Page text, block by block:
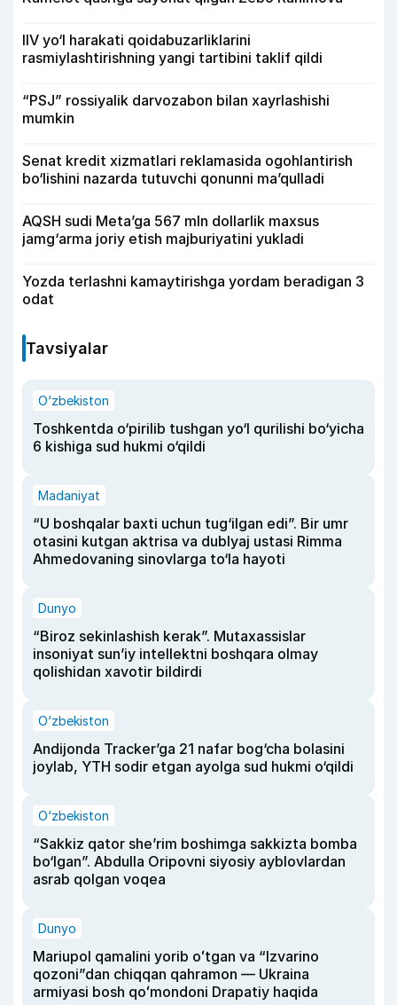
IIV yo‘l harakati qoidabuzarliklarini
rasmiylashtirishning yangi tartibini taklif qildi
“PSJ” rossiyalik darvozabon bilan xayrlashishi
mumkin
Senat kredit xizmatlari reklamasida ogohlantirish
bo‘lishini nazarda tutuvchi qonunni ma’qulladi
AQSH sudi Meta’ga 567 mln dollarlik maxsus
jamg‘arma joriy etish majburiyatini yukladi
Yozda terlashni kamaytirishga yordam beradigan 3
odat
Tavsiyalar
O‘zbekiston
Toshkentda o‘pirilib tushgan yo‘l qurilishi bo‘yicha
6 kishiga sud hukmi o‘qildi
Madaniyat
“U boshqalar baxti uchun tug‘ilgan edi”. Bir umr
otasini kutgan aktrisa va dublyaj ustasi Rimma
Ahmedovaning sinovlarga to‘la hayoti
Dunyo
“Biroz sekinlashish kerak”. Mutaxassislar
insoniyat sun’iy intellektni boshqara olmay
qolishidan xavotir bildirdi
O‘zbekiston
Andijonda Tracker’ga 21 nafar bog‘cha bolasini
joylab, YTH sodir etgan ayolga sud hukmi o‘qildi
O‘zbekiston
“Sakkiz qator she’rim boshimga sakkizta bomba
bo‘lgan”. Abdulla Oripovni siyosiy ayblovlardan
asrab qolgan voqea
Dunyo
Mariupol qamalini yorib oʻtgan va “Izvarino
qozoni”dan chiqqan qahramon — Ukraina
armiyasi bosh qoʻmondoni Drapatiy haqida